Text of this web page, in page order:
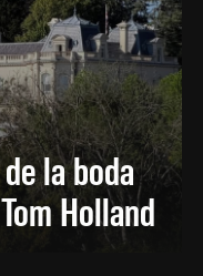
la boda
Holland